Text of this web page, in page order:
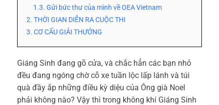
1.3. Gửi bức thư của mình về OEA Vietnam
2. THỜI GIAN DIỄN RA CUỘC THI
3. CƠ CẤU GIẢI THƯỞNG
Giáng Sinh đang gõ cửa, và chắc hẳn các bạn nhỏ
đều đang ngóng chờ cỗ xe tuần lộc lấp lánh và túi
quà đầy ắp những điều kỳ diệu của Ông già Noel
phải không nào? Vậy thì trong không khí Giáng Sinh